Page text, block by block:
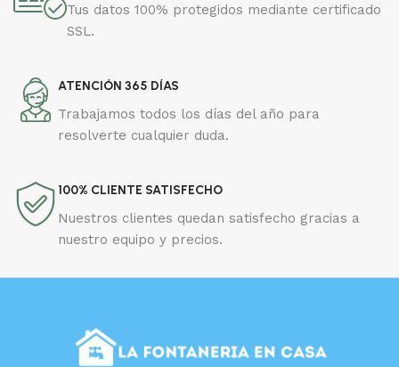
Tus datos 100% protegidos mediante certificado
SSL.
ATENCIÓN 365 DÍAS
Trabajamos todos los días del año para
resolverte cualquier duda.
100% CLIENTE SATISFECHO
Nuestros clientes quedan satisfecho gracias a
nuestro equipo y precios.